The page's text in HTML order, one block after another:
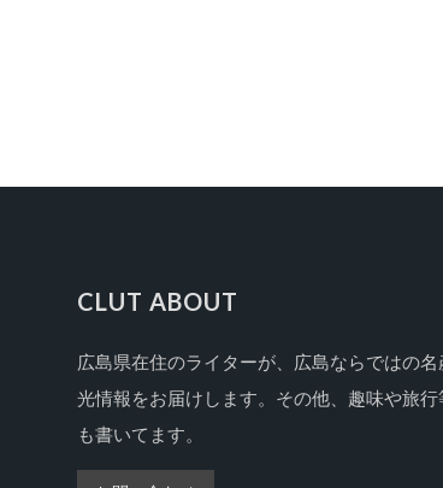
FOOTER
CLUT ABOUT
広島県在住のライターが、広島ならではの名
光情報をお届けします。その他、趣味や旅
も書いてます。